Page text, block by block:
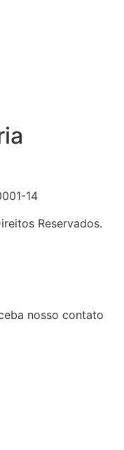
14
Reservados.
nosso contato